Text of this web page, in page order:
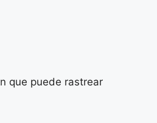
que puede rastrear